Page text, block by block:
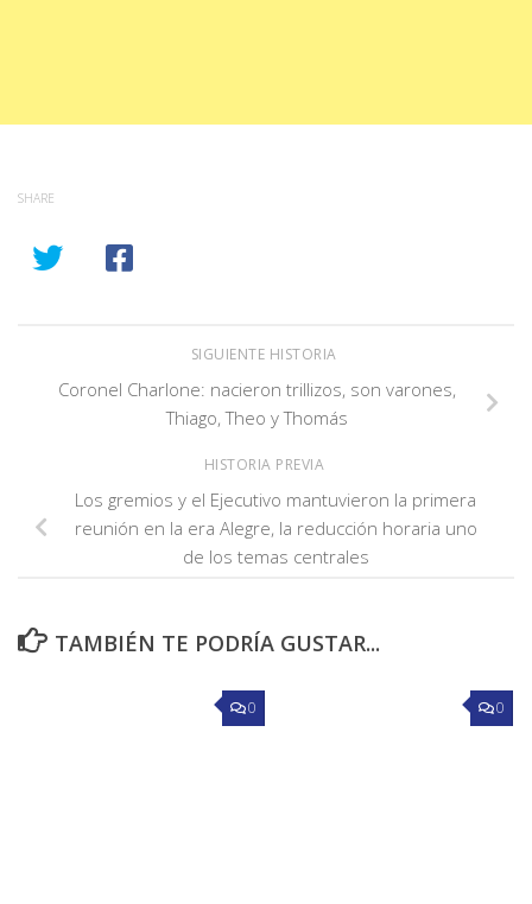
SHARE
SIGUIENTE HISTORIA
Coronel Charlone: nacieron trillizos, son varones,
Thiago, Theo y Thomás
HISTORIA PREVIA
Los gremios y el Ejecutivo mantuvieron la primera
reunión en la era Alegre, la reducción horaria uno
de los temas centrales
TAMBIÉN TE PODRÍA GUSTAR...
0 0